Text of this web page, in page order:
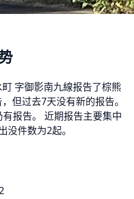
字御影南九線报告了棕熊
但过去7天没有新的报告。
报告。 近期报告主要集中
没件数为2起。